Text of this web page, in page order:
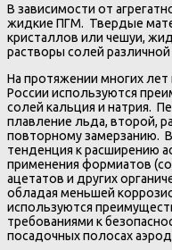
В зависимости от
жидкие ПГМ. Твердые
кристаллов или чешуи,
растворы солей
На протяжении многих
России используются
солей кальция и натрия.
плавление льда, второй,
повторному замерзанию.
тенденция к расширению
применения формиатов
ацетатов и других
обладая меньшей
используются
требованиями к
посадочных полосах